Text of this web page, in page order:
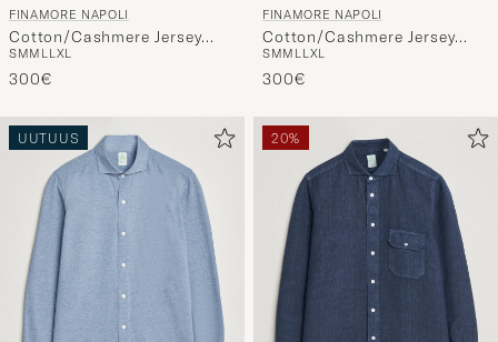
FINAMORE NAPOLI
Cotton/Cashmere Jersey
Shirt Beige
SMM LLXL
300€
FINAMORE NAPOLI
Cotton/Cashmere Jersey
Shirt Navy
SMM LLXL
300€
UUTUUS 20%